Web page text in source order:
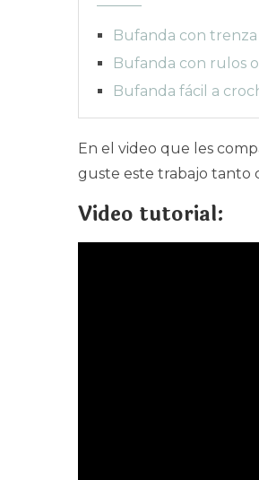
Bufanda con
Bufanda con rulos
Bufanda fácil a
En el video que les
guste este trabajo tanto
Video tutorial: